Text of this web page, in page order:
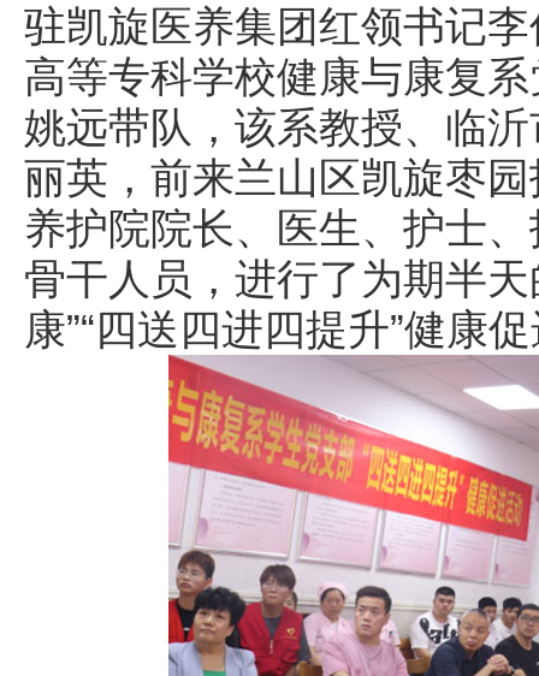
驻凯旋医养集团红领书记
高等专科学校健康与康复
姚远带队，该系教授、临
丽英，前来兰山区凯旋枣
养护院院长、医生、护士
骨干人员，进行了为期半
康”“四送四进四提升”健康